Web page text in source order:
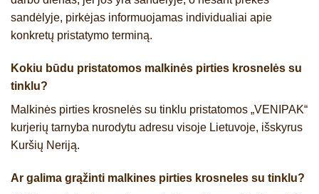
sandėlyje, pirkėjas informuojamas individualiai apie
konkretų pristatymo terminą.
Kokiu būdu pristatomos malkinės pirties krosnelės su
tinklu?
Malkinės pirties krosnelės su tinklu pristatomos „VENIPAK“
kurjerių tarnyba nurodytu adresu visoje Lietuvoje, išskyrus
Kuršių Neriją.
Ar galima grąžinti malkines pirties krosneles su tinklu?